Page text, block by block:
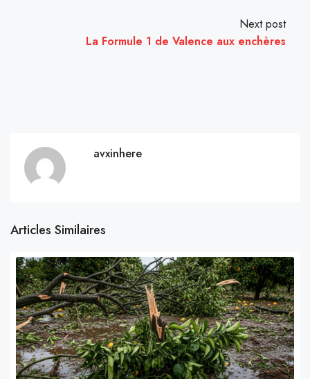
Next post
La Formule 1 de Valence aux enchères
avxinhere
Articles Similaires